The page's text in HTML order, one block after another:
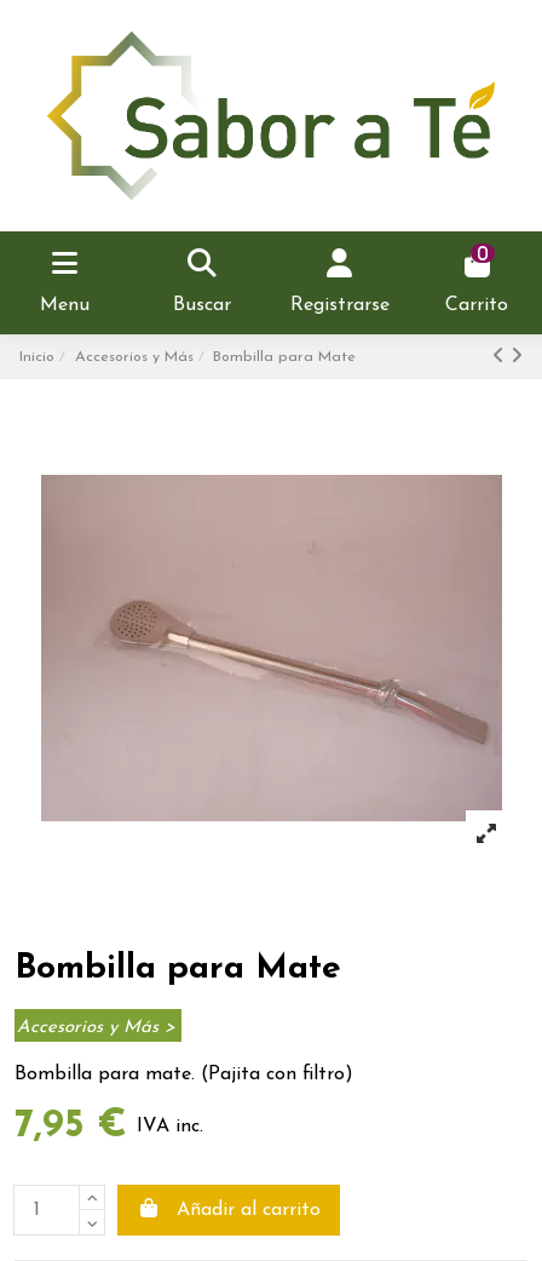
Menu Buscar Registrarse
0
Carrito
Inicio Accesorios y Más Bombilla para Mate
Bombilla para Mate
Accesorios y Más >
Bombilla para mate. (Pajita con filtro)
7,95 € IVA inc.
Añadir al carrito